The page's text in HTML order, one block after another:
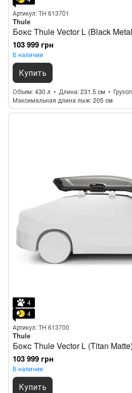
Артикул: TH 613701
Thule
Бокс Thule Vector L (Black
103 999 грн
В наличии
Купить
Объем 430 л Длина 231.5 см
Максимальная длина лыж 205 см
4
4
Артикул: TH 613700
Thule
Бокс Thule Vector L (Titan Matte)
103 999 грн
В наличии
Купить